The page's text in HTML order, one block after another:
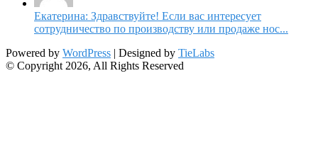
Екатерина: Здравствуйте! Если вас интересует
сотрудничество по производству или продаже нос...
Powered by WordPress | Designed by TieLabs
© Copyright 2026, All Rights Reserved